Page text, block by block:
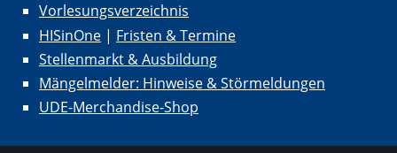
Vorlesungsverzeichnis
HISinOne | Fristen & Termine
Stellenmarkt & Ausbildung
Mängelmelder: Hinweise & Störmeldungen
UDE-Merchandise-Shop